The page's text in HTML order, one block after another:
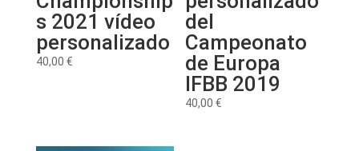
s 2021 vídeo
personalizado
40,00 €
del
Campeonato
de Europa
IFBB 2019
40,00€